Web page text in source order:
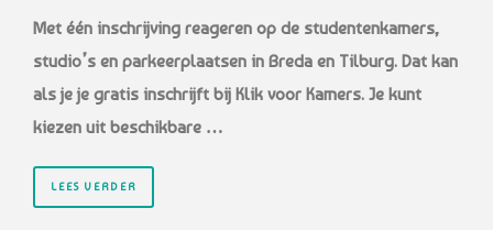
Met één inschrijving reageren op de studentenkamers,
studio’s en parkeerplaatsen in Breda en Tilburg. Dat kan
als je je gratis inschrijft bij Klik voor Kamers. Je kunt
kiezen uit beschikbare …
LEES VERDER